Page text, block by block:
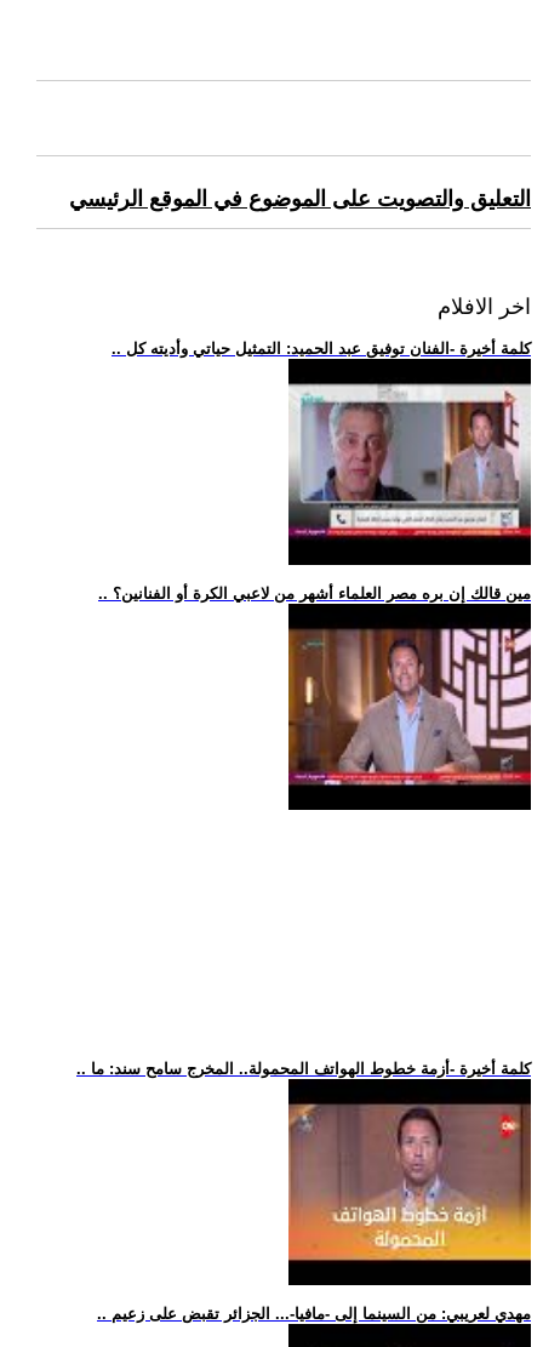
التعليق والتصويت على الموضوع في الموقع الرئيسي
اخر الافلام
.. كلمة أخيرة -الفنان توفيق عبد الحميد: التمثيل حياتي وأديته كل
.. مين قالك إن بره مصر العلماء أشهر من لاعبي الكرة أو الفنانين؟
.. كلمة أخيرة -أزمة خطوط الهواتف المحمولة.. المخرج سامح سند: ما
.. مهدي لعريبي: من السينما إلى -مافيا-... الجزائر تقبض على زعيم